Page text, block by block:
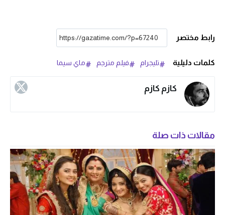
رابط مختصر
كلمات دليلية تليجرام فيلم مترجم ماي سيما
كازم كازم
مقالات ذات صلة